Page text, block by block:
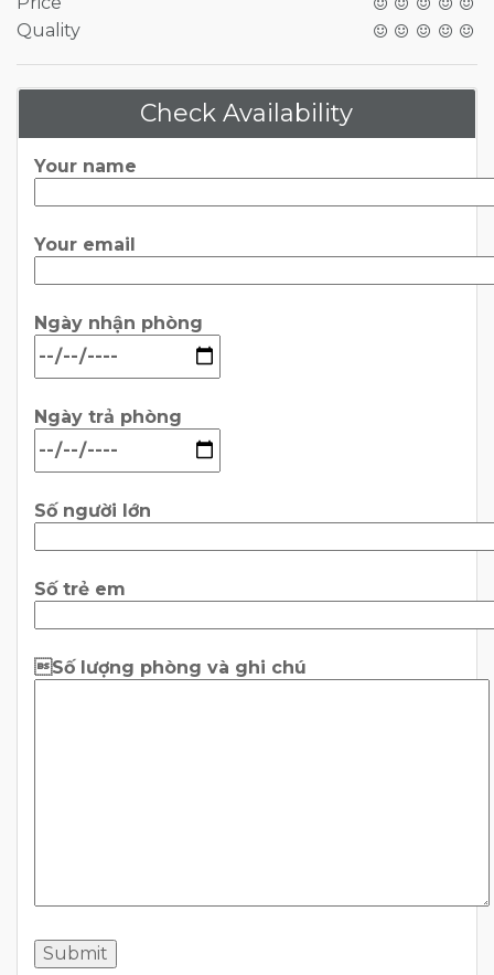
Quality
Check Availability
Your name
Your email
Ngày nhận phòng
Ngày trả phòng
Số người lớn
Số trẻ em
Số lượng phòng và ghi chú